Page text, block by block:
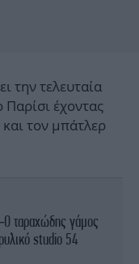
την τελευταία
έχοντας
τον μπάτλερ
ταραχώδης γάμος
studio 54